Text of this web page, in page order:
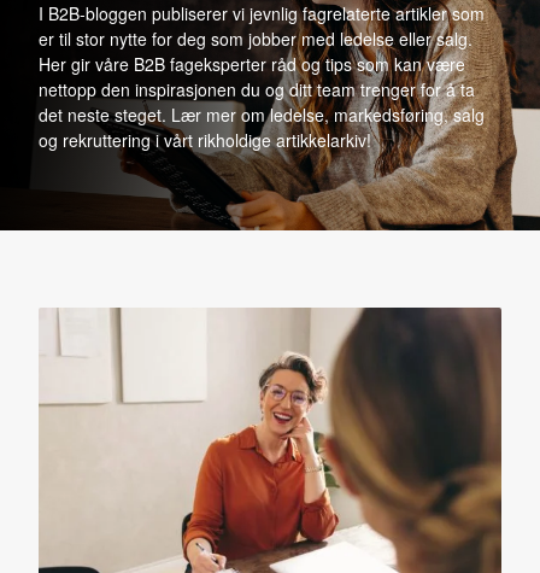
I B2B-bloggen publiserer vi jevnlig fagrelaterte artikler som
er til stor nytte for deg som jobber med ledelse eller salg.
Her gir våre B2B fageksperter råd og tips som kan være
nettopp den inspirasjonen du og ditt team trenger for å ta
det neste steget. Lær mer om ledelse, markedsføring, salg
og rekruttering i vårt rikholdige artikkelarkiv!